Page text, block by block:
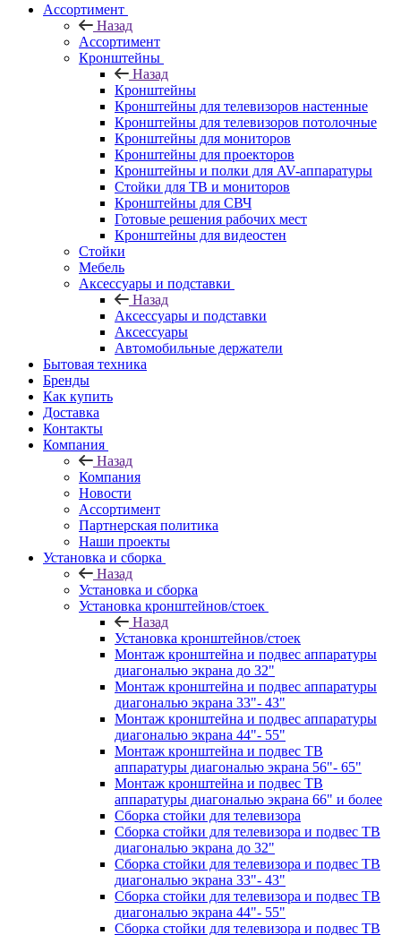
Ассортимент
Назад
Ассортимент
Кронштейны
Назад
Кронштейны
Кронштейны для телевизоров настенные
Кронштейны для телевизоров потолочные
Кронштейны для мониторов
Кронштейны для проекторов
Кронштейны и полки для AV-аппаратуры
Стойки для ТВ и мониторов
Кронштейны для СВЧ
Готовые решения рабочих мест
Кронштейны для видеостен
Стойки
Мебель
Аксессуары и подставки
Назад
Аксессуары и подставки
Аксессуары
Автомобильные держатели
Бытовая техника
Бренды
Как купить
Доставка
Контакты
Компания
Назад
Компания
Новости
Ассортимент
Партнерская политика
Наши проекты
Установка и сборка
Назад
Установка и сборка
Установка кронштейнов/стоек
Назад
Установка кронштейнов/стоек
Монтаж кронштейна и подвес аппаратуры
диагональю экрана до 32"
Монтаж кронштейна и подвес аппаратуры
диагональю экрана 33"- 43"
Монтаж кронштейна и подвес аппаратуры
диагональю экрана 44"- 55"
Монтаж кронштейна и подвес ТВ
аппаратуры диагональю экрана 56"- 65"
Монтаж кронштейна и подвес ТВ
аппаратуры диагональю экрана 66" и более
Сборка стойки для телевизора
Сборка стойки для телевизора и подвес ТВ
диагональю экрана до 32"
Сборка стойки для телевизора и подвес ТВ
диагональю экрана 33"- 43"
Сборка стойки для телевизора и подвес ТВ
диагональю экрана 44"- 55"
Сборка стойки для телевизора и подвес ТВ